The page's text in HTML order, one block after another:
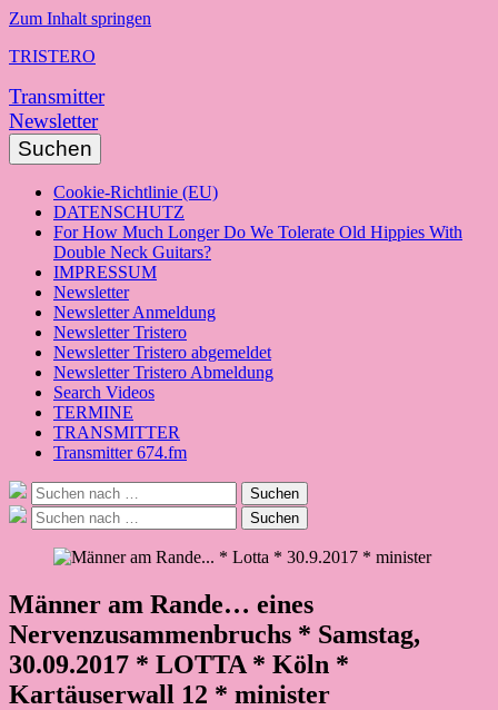
Zum Inhalt springen
TRISTERO
Transmitter
Newsletter
Suchen
Cookie-Richtlinie (EU)
DATENSCHUTZ
For How Much Longer Do We Tolerate Old Hippies With
Double Neck Guitars?
IMPRESSUM
Newsletter
Newsletter Anmeldung
Newsletter Tristero
Newsletter Tristero abgemeldet
Newsletter Tristero Abmeldung
Search Videos
TERMINE
TRANSMITTER
Transmitter 674.fm
Suche
nach:
Suchen
Suche
nach:
Suchen
Männer am Rande… eines
Nervenzusammenbruchs * Samstag,
30.09.2017 * LOTTA * Köln *
Kartäuserwall 12 * minister